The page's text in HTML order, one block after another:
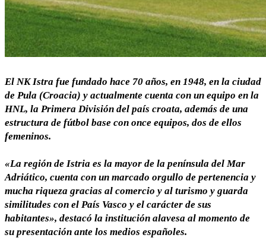
El NK Istra fue fundado hace 70 años, en 1948, en la ciudad
de Pula (Croacia) y actualmente cuenta con un equipo en la
HNL, la Primera División del país croata, además de una
estructura de fútbol base con once equipos, dos de ellos
femeninos.
«La región de Istria es la mayor de la península del Mar
Adriático, cuenta con un marcado orgullo de pertenencia y
mucha riqueza gracias al comercio y al turismo y guarda
similitudes con el País Vasco y el carácter de sus
habitantes», destacó la institución alavesa al momento de
su presentación ante los medios españoles.